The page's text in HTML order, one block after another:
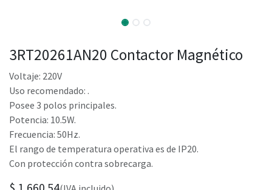
3RT20261AN20 Contactor Magnético
Voltaje: 220V
Uso recomendado: .
Posee 3 polos principales.
Potencia: 10.5W.
Frecuencia: 50Hz.
El rango de temperatura operativa es de IP20.
Con protección contra sobrecarga.